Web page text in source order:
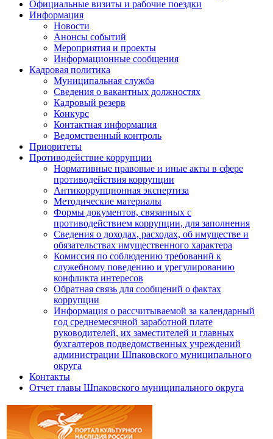
Официальные визиты и рабочие поездки
Информация
Новости
Анонсы событий
Мероприятия и проекты
Информационные сообщения
Кадровая политика
Муниципальная служба
Сведения о вакантных должностях
Кадровый резерв
Конкурс
Контактная информация
Ведомственный контроль
Приоритеты
Противодействие коррупции
Нормативные правовые и иные акты в сфере
противодействия коррупции
Антикоррупционная экспертиза
Методические материалы
Формы документов, связанных с
противодействием коррупции, для заполнения
Сведения о доходах, расходах, об имуществе и
обязательствах имущественного характера
Комиссия по соблюдению требований к
служебному поведению и урегулированию
конфликта интересов
Обратная связь для сообщений о фактах
коррупции
Информация о рассчитываемой за календарный
год среднемесячной заработной плате
руководителей, их заместителей и главных
бухгалтеров подведомственных учреждений
администрации Шпаковского муниципального
округа
Контакты
Отчет главы Шпаковского муниципального округа